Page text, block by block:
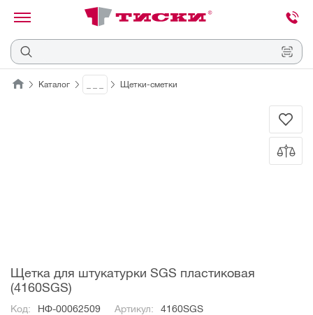
Отмена
Каталог Щетки-сметки
Щетка для штукатурки SGS пластиковая
(4160SGS)
Код: НФ-00062509 Артикул: 4160SGS